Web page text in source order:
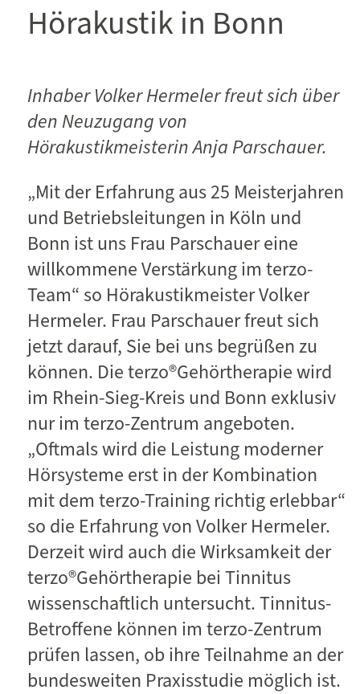
Hörakustik in Bonn
Inhaber Volker Hermeler freut sich über
den Neuzugang von
Hörakustikmeisterin Anja Parschauer.
„Mit der Erfahrung aus 25 Meisterjahren
und Betriebsleitungen in Köln und
Bonn ist uns Frau Parschauer eine
willkommene Verstärkung im terzo-
Team“ so Hörakustikmeister Volker
Hermeler. Frau Parschauer freut sich
jetzt darauf, Sie bei uns begrüßen zu
können. Die terzo®Gehörtherapie wird
im Rhein-Sieg-Kreis und Bonn exklusiv
nur im terzo-Zentrum angeboten.
„Oftmals wird die Leistung moderner
Hörsysteme erst in der Kombination
mit dem terzo-Training richtig erlebbar“
so die Erfahrung von Volker Hermeler.
Derzeit wird auch die Wirksamkeit der
terzo®Gehörtherapie bei Tinnitus
wissenschaftlich untersucht. Tinnitus-
Betroffene können im terzo-Zentrum
prüfen lassen, ob ihre Teilnahme an der
bundesweiten Praxisstudie möglich ist.